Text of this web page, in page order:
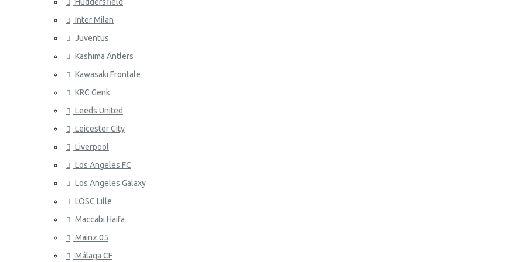
Wales
Inter Milan
Juventus
Kashima Antlers
Kawasaki Frontale
KRC Genk
Leeds United
Leicester City
Liverpool
Los Angeles FC
Los Angeles Galaxy
LOSC Lille
Maccabi Haifa
Mainz 05
Málaga CF